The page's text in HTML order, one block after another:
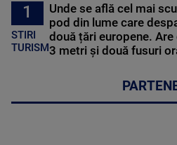
1
STIRI
TURISM
Unde se află cel mai
pod din lume care
două țări europene. Are
3 metri și două fusuri